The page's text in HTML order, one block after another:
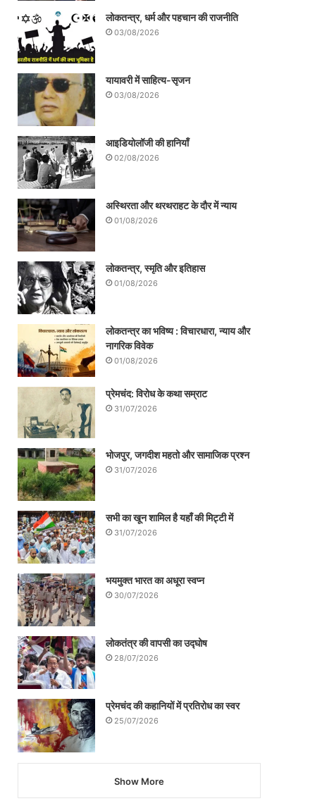
लोकतन्त्र, धर्म और पहचान की राजनीति
03/08/2026
यायावरी में साहित्य-सृजन
03/08/2026
आइडियोलॉजी की हानियाँ
02/08/2026
अस्थिरता और थरथराहट के दौर में न्याय
01/08/2026
लोकतन्त्र, स्मृति और इतिहास
01/08/2026
लोकतन्त्र का भविष्य : विचारधारा, न्याय और
नागरिक विवेक
01/08/2026
प्रेमचंद: विरोध के कथा सम्राट
31/07/2026
भोजपुर, जगदीश महतो और सामाजिक प्रश्न
31/07/2026
सभी का खून शामिल है यहाँ की मिट्टी में
31/07/2026
भयमुक्त भारत का अधूरा स्वप्न
30/07/2026
लोकतंत्र की वापसी का उद्घोष
28/07/2026
प्रेमचंद की कहानियों में प्रतिरोध का स्वर
25/07/2026
Show More